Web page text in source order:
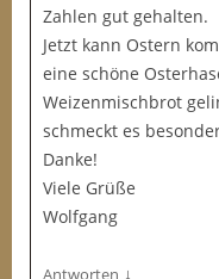
Zahlen gut gehalten.
Jetzt kann Ostern
eine schöne
Weizenmischbrot
schmeckt es
Danke!
Viele Grüße
Wolfgang
Antworten ↓